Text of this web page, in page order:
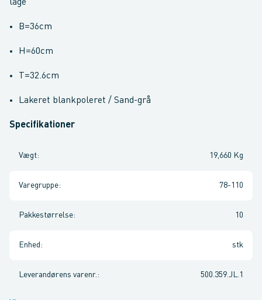
låge
B=36cm
H=60cm
T=32.6cm
Lakeret blankpoleret / Sand-grå
Specifikationer
Vægt: 19,660 Kg
Varegruppe: 78-110
Pakkestørrelse: 10
Enhed : stk
Leverandørens varenr. : 500.359.JL.1